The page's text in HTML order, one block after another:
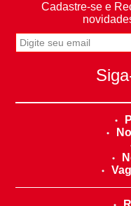
Cadastre-se e